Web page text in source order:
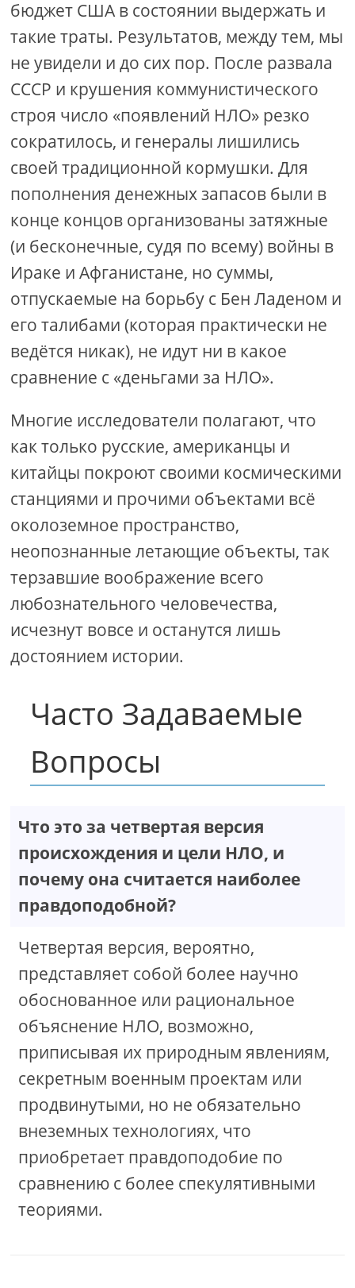
бюджет США в состоянии выдержать и
такие траты. Результатов, между тем, мы
не увидели и до сих пор. После развала
СССР и крушения коммунистического
строя число «появлений НЛО» резко
сократилось, и генералы лишились
своей традиционной кормушки. Для
пополнения денежных запасов были в
конце концов организованы затяжные
(и бесконечные, судя по всему) войны в
Ираке и Афганистане, но суммы,
отпускаемые на борьбу с Бен Ладеном и
его талибами (которая практически не
ведётся никак), не идут ни в какое
сравнение с «деньгами за НЛО».
Многие исследователи полагают, что
как только русские, американцы и
китайцы покроют своими космическими
станциями и прочими объектами всё
околоземное пространство,
неопознанные летающие объекты, так
терзавшие воображение всего
любознательного человечества,
исчезнут вовсе и останутся лишь
достоянием истории.
Часто Задаваемые
Вопросы
Что это за четвертая версия
происхождения и цели НЛО, и
почему она считается наиболее
правдоподобной?
Четвертая версия, вероятно,
представляет собой более научно
обоснованное или рациональное
объяснение НЛО, возможно,
приписывая их природным явлениям,
секретным военным проектам или
продвинутыми, но не обязательно
внеземных технологиях, что
приобретает правдоподобие по
сравнению с более спекулятивными
теориями.